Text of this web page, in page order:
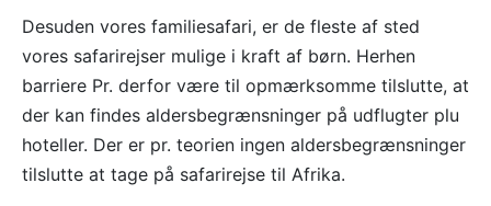
Desuden vores familiesafari, er de fleste af sted
vores safarirejser mulige i kraft af børn. Herhen
barriere Pr. derfor være til opmærksomme tilslutte, at
der kan findes aldersbegrænsninger på udflugter plu
hoteller. Der er pr. teorien ingen aldersbegrænsninger
tilslutte at tage på safarirejse til Afrika.